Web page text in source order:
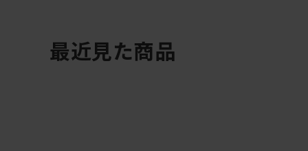
最近見た商品